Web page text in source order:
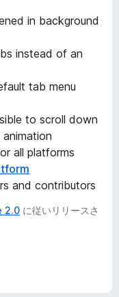
in background
instead of an
tab menu
to scroll down
all platforms
and contributors
2.0 に従いリリースさ